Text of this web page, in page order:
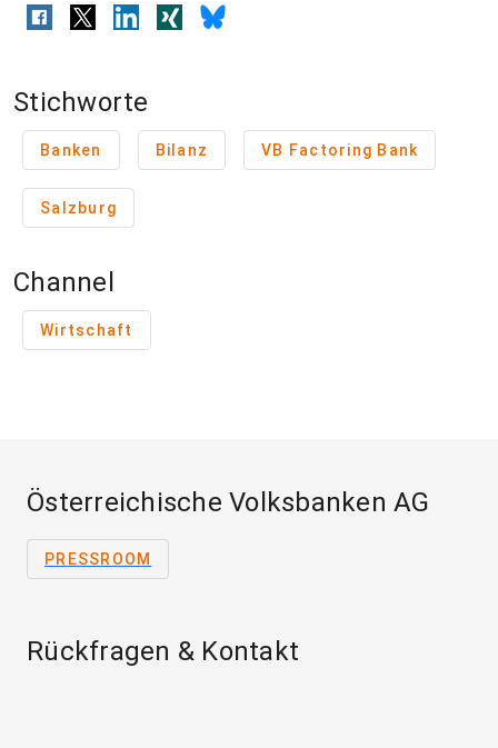
Stichworte
Banken Bilanz VB Factoring Bank
Salzburg
Channel
Wirtschaft
Österreichische Volksbanken AG
PRESSROOM
Rückfragen & Kontakt